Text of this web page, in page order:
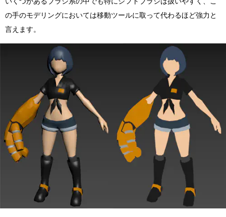
の手のモデリングにおいては移動ツールに取って代わるほど強力と
言えます。